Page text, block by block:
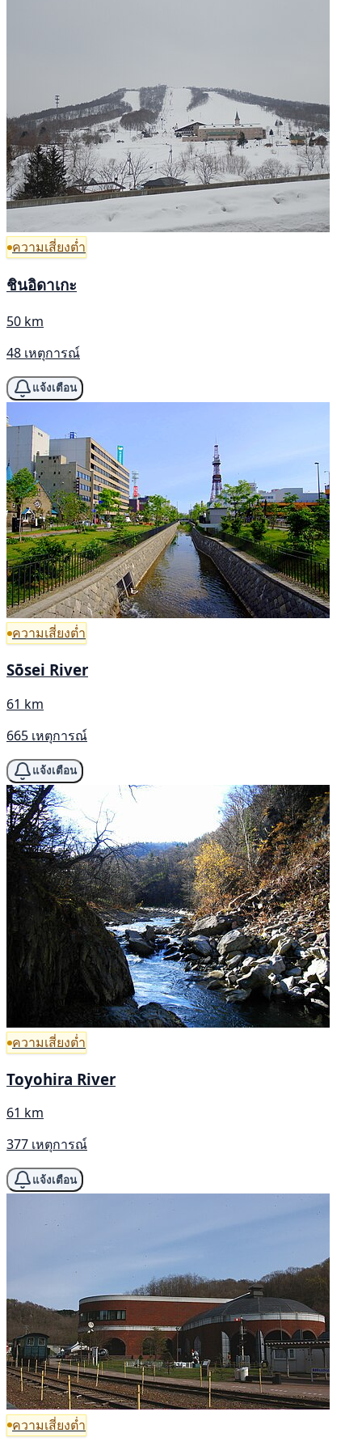
ความเสี่ยงต่ำ
ชินอิดาเกะ
50 km
48 เหตุการณ์
แจ้งเตือน
ความเสี่ยงต่ำ
Sōsei River
61 km
665 เหตุการณ์
แจ้งเตือน
ความเสี่ยงต่ำ
Toyohira River
61 km
377 เหตุการณ์
แจ้งเตือน
ความเสี่ยงต่ำ